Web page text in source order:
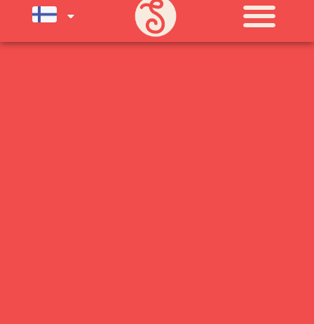
KLO 11-21) SUNNUNTAIHIN 16.8.
SAAKKA JONKA JÄLKEEN OLEMME
AVOINNA VIIKONLOPPUISIN (PE-